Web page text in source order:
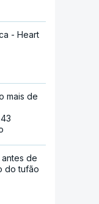
- Heart
mais de
antes de
do tufão